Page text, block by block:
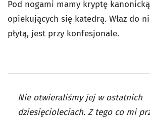
Pod nogami mamy kryptę
opiekujących się katedrą. Właz do
płytą, jest przy konfesjonale.
Nie otwieraliśmy jej w ostatnich
dziesięcioleciach. Z tego co mi